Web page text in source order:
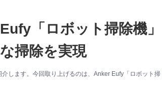
「ロボット掃除機」
掃除を実現
します。今回取り上げるのは、Anker Eufy「ロボット掃